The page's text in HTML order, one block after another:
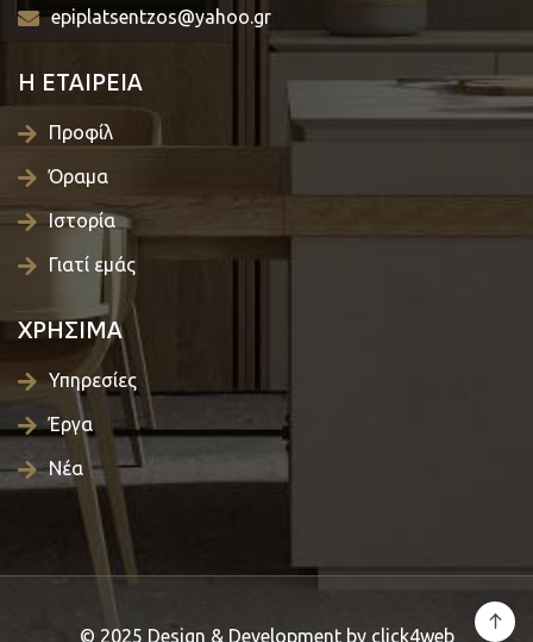
epiplatsentzos@yahoo.gr
Η ΕΤΑΙΡΕΙΑ
Προφίλ
Όραμα
Ιστορία
Γιατί εμάς
ΧΡΗΣΙΜΑ
Υπηρεσίες
Έργα
Νέα
© 2025 Design & Development by click4web